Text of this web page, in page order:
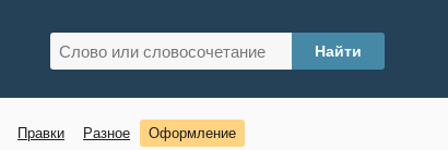
Правки Разное Оформление